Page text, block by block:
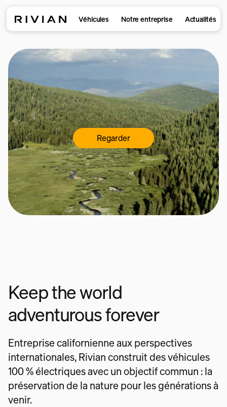
Véhicules Notre entreprise Actualités
Regarder
Keep the world
adventurous forever
Entreprise californienne aux perspectives
internationales, Rivian construit des véhicules
100 % électriques avec un objectif commun : la
préservation de la nature pour les générations à
venir.